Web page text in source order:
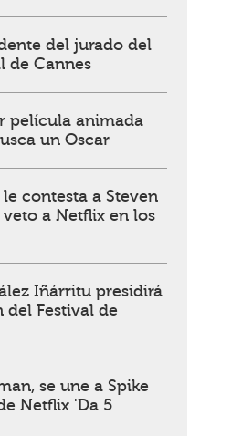
del jurado del
de Cannes
película animada
un Oscar
contesta a Steven
a Netflix en los
Iñárritu presidirá
del Festival de
se une a Spike
Netflix 'Da 5